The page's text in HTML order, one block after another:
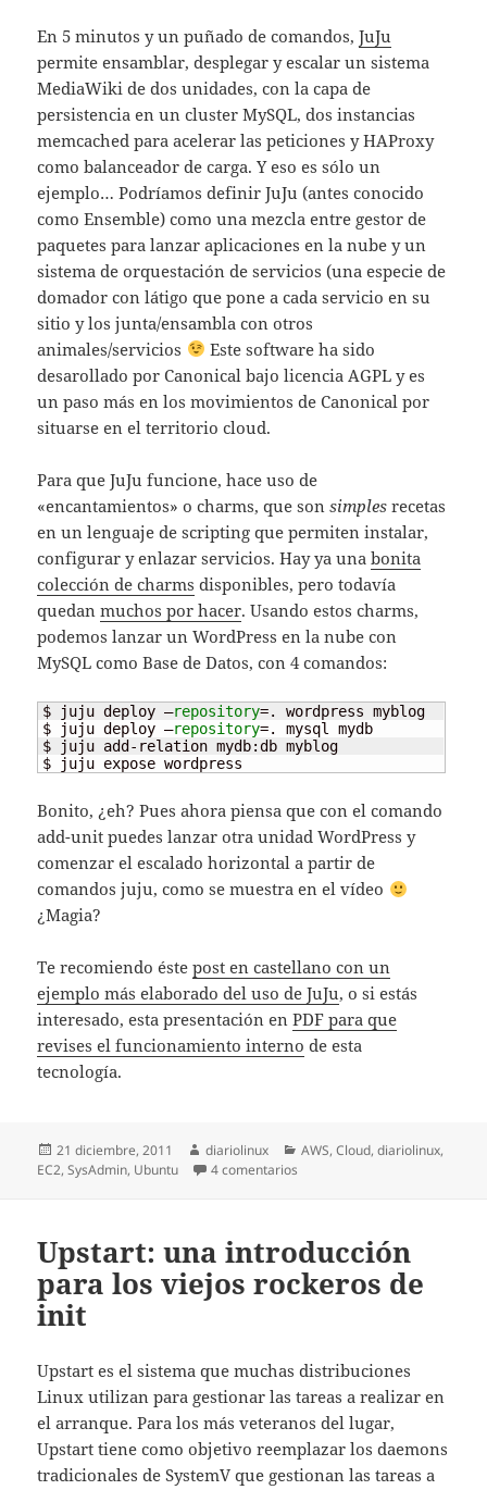
En 5 minutos y un puñado de comandos,JuJu
permite ensamblar, desplegar y escalar un sistema
MediaWiki de dos unidades, con la capa de
persistencia en un cluster MySQL, dos instancias
memcached para acelerar las peticiones y HAProxy
como balanceador de carga. Y eso es sólo un
ejemplo… Podríamos definir JuJu (antes conocido
como Ensemble) como una mezcla entre gestor de
paquetes para lanzar aplicaciones en la nube y un
sistema de orquestación de servicios (una especie de
domador con látigo que pone a cada servicio en su
sitio y los junta/ensambla con otros
animales/servicios
Este software ha sido
desarollado por Canonical bajo licencia AGPL y es
un paso más en los movimientos de Canonical por
situarse en el territorio cloud.
Para que JuJu funcione, hace uso de
«encantamientos» o charms, que sonsimples recetas
en un lenguaje de scripting que permiten instalar,
configurar y enlazar servicios. Hay ya unabonita
colección de charms disponibles, pero todavía
quedanmuchos por hacer. Usando estos charms,
podemos lanzar un WordPress en la nube con
MySQL como Base de Datos, con 4 comandos:
$ juju deploy –repository=. wordpress myblog
$ juju deploy –repository=. mysql mydb
$ juju add-relation mydb:db myblog
$ juju expose wordpress
Bonito, ¿eh? Pues ahora piensa que con el comando
add-unit puedes lanzar otra unidad WordPress y
comenzar el escalado horizontal a partir de
comandos juju, como se muestra en el vídeo
¿Magia?
Te recomiendo éstepost en castellano con un
ejemplo más elaborado del uso de JuJu, o si estás
interesado, esta presentación enPDF para que
revises el funcionamiento interno de esta
tecnología.
Publicado
el
21 diciembre, 2011 Autor
diariolinux Categorías
AWS,Cloud,diariolinux,
EC2,SysAdmin, Ubuntu 4 comentarios
Upstart: una introducción
para los viejos rockeros de
init
Upstart es el sistema que muchas distribuciones
Linux utilizan para gestionar las tareas a realizar en
el arranque. Para los más veteranos del lugar,
Upstart tiene como objetivo reemplazar los daemons
tradicionales de SystemV que gestionan las tareas a